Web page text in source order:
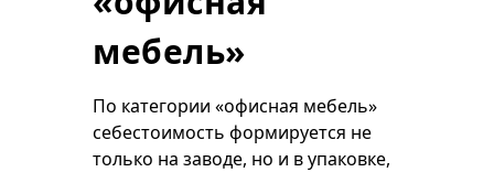
мебель»
По категории «офисная мебель»
себестоимость формируется не
только на заводе, но и в упаковке,